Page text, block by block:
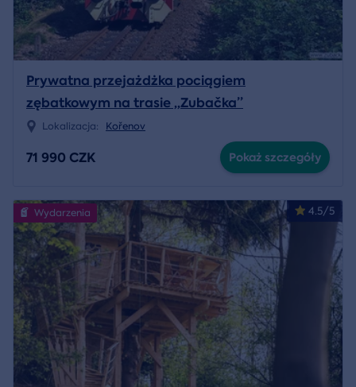
Prywatna przejażdżka pociągiem
zębatkowym na trasie „Zubačka”
Lokalizacja: Kořenov
71 990 CZK Pokaż szczegóły
4.5/5
Wydarzenia